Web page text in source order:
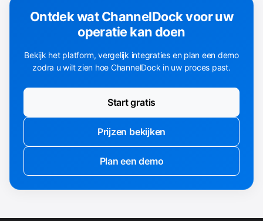
Ontdek wat ChannelDock voor uw
operatie kan doen
Bekijk het platform, vergelijk integraties en plan een demo
zodra u wilt zien hoe ChannelDock in uw proces past.
Start gratis
Prijzen bekijken
Plan een demo